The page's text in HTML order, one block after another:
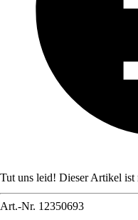
Tut uns leid! Dieser Artikel ist
Art.-Nr. 12350693